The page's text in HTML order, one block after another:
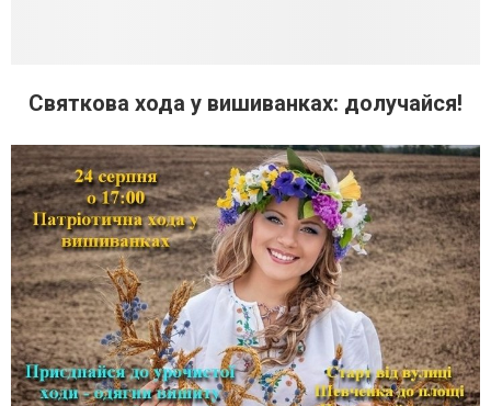
Святкова хода у вишиванках: долучайся!